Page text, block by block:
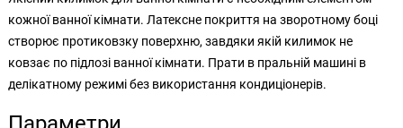
кожної ванної кімнати. Латексне покриття на зворотному боці
створює протиковзку поверхню, завдяки якій килимок не
ковзає по підлозі ванної кімнати. Прати в пральній машині в
делікатному режимі без використання кондиціонерів.